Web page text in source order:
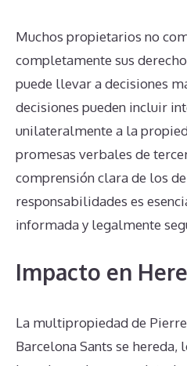
Muchos propietarios no
completamente sus
puede llevar a decisiones
decisiones pueden incluir
unilateralmente a la
promesas verbales de
comprensión clara de los
responsabilidades es
informada y legalmente
Impacto en
La multipropiedad de Pierre
Barcelona Sants se hereda,